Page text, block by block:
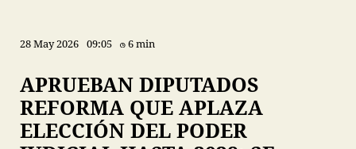
28 May 2026 09:05 6 min
APRUEBAN DIPUTADOS
REFORMA QUE APLAZA
ELECCIÓN DEL PODER